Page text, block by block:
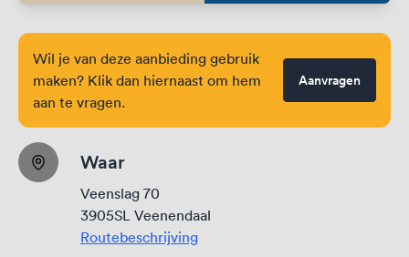
Wil je van deze aanbieding gebruik
maken? Klik dan hiernaast om hem
aan te vragen.
Aanvragen
Waar
Veenslag 70
3905SL Veenendaal
Routebeschrijving